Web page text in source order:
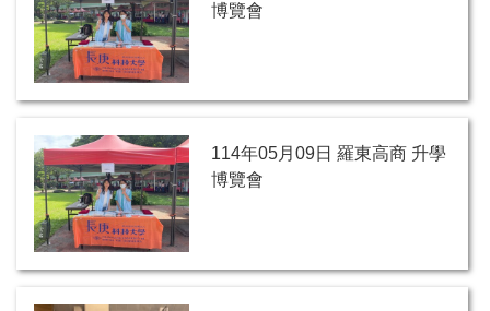
博覽會
114年05月09日 羅東高商 升學
博覽會